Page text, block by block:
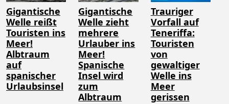
Gigantische
Welle reißt
Touristen ins
Meer!
Albtraum
auf
spanischer
Urlaubsinsel
Gigantische
Welle zieht
mehrere
Urlauber ins
Meer!
Spanische
Insel wird
zum
Albtraum
Trauriger
Vorfall auf
Teneriffa:
Touristen
von
gewaltiger
Welle ins
Meer
gerissen